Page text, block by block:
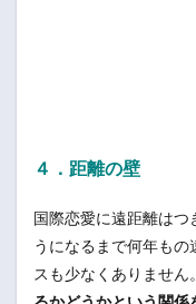
４．距離の壁
国際恋愛に遠距離はつ
うになるまで何年も
スも少なくありません。